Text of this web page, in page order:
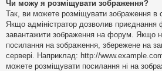
Чи можу я розміщувати зображення?
Так, ви можете розміщувати зображення в
Якщо адміністратор дозволив приєднання
завантажити зображення на форум. Якщо
посилання на зображення, збережене на
сервері. Наприклад: http://
можете розміщувати посилання ні на